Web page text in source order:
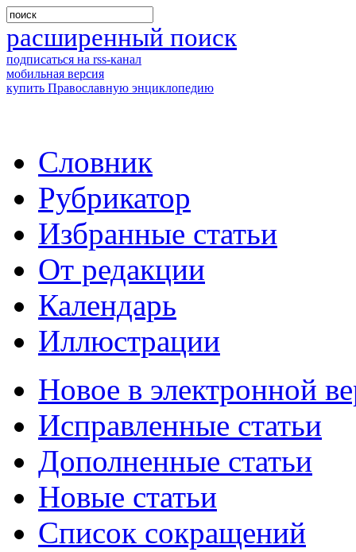
расширенный поиск
подписаться на rss-канал
мобильная версия
купить Православную энциклопедию
Словник
Рубрикатор
Избранные статьи
От редакции
Календарь
Иллюстрации
Новое в электронной
Исправленные статьи
Дополненные статьи
Новые статьи
Список сокращений